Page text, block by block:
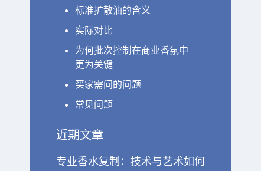
标准扩散油的含义
实际对比
为何批次控制在商业香氛中
更为关键
买家需问的问题
常见问题
近期文章
专业香水复制：技术与艺术如何